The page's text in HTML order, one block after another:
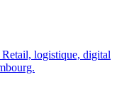
logistique, digital